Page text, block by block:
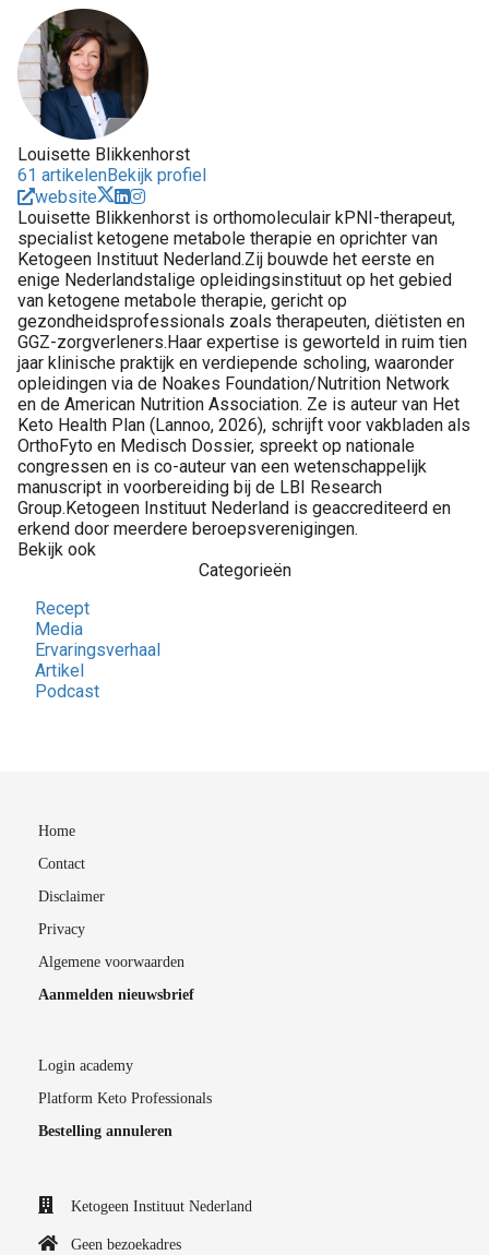
Louisette Blikkenhorst
61 artikelenBekijk profiel
website
Louisette Blikkenhorst is orthomoleculair kPNI-therapeut,
specialist ketogene metabole therapie en oprichter van
Ketogeen Instituut Nederland.Zij bouwde het eerste en
enige Nederlandstalige opleidingsinstituut op het gebied
van ketogene metabole therapie, gericht op
gezondheidsprofessionals zoals therapeuten, diëtisten en
GGZ-zorgverleners.Haar expertise is geworteld in ruim tien
jaar klinische praktijk en verdiepende scholing, waaronder
opleidingen via de Noakes Foundation/Nutrition Network
en de American Nutrition Association. Ze is auteur van Het
Keto Health Plan (Lannoo, 2026), schrijft voor vakbladen als
OrthoFyto en Medisch Dossier, spreekt op nationale
congressen en is co-auteur van een wetenschappelijk
manuscript in voorbereiding bij de LBI Research
Group.Ketogeen Instituut Nederland is geaccrediteerd en
erkend door meerdere beroepsverenigingen.
Bekijk ook
Categorieën
Recept
Media
Ervaringsverhaal
Artikel
Podcast
Home
Contact
Disclaimer
Privacy
Algemene voorwaarden
Aanmelden nieuwsbrief
Login academy
Platform Keto Professionals
Bestelling annuleren
Ketogeen Instituut Nederland
Geen bezoekadres